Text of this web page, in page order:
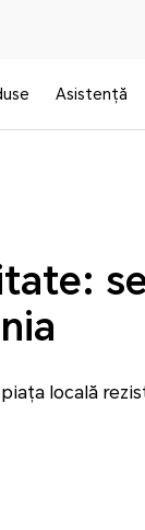
Asistență
piața locală